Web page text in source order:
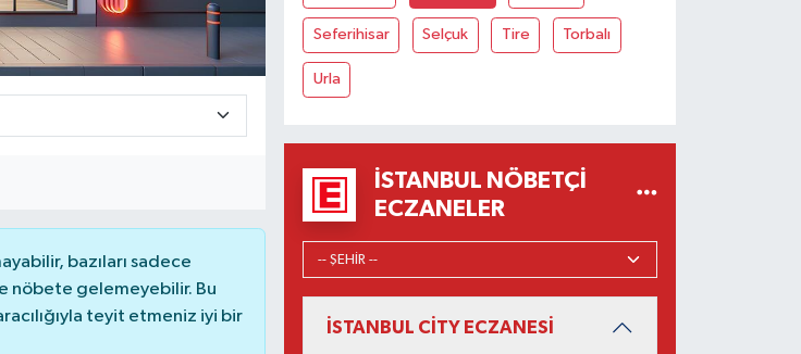
bazıları sadece
nöbete gelemeyebilir. Bu
teyit etmeniz iyi bir
Seferihisar Selçuk Tire Torbalı
Urla
İSTANBUL NÖBETÇI
ECZANELER
İSTANBUL CİTY ECZANESİ